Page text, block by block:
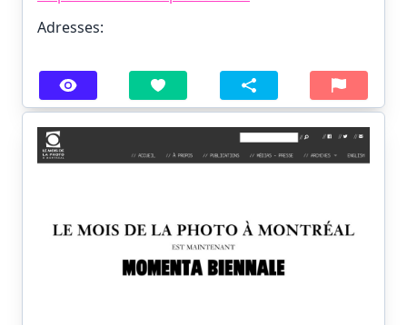
Adresses: